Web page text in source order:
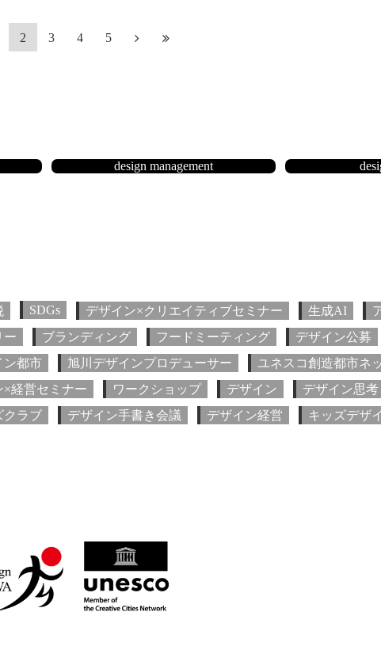
2 3 4 5
design management
SDGs デザイン×クリエイティブセミナー 生成AI
ー ブランディング フードミーティング
デザイン公募
ン都市 旭川デザインプロデューサー
ユネスコ創造都市ネ
×経営セミナー ワークショップ デザイン
デザイン思考
クラブ デザイン手書き会議 デザイン経営
キッズデザ